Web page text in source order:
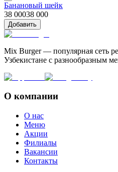
Банановый шейк
38 00038 000
Добавить
Mix Burger — популярная сеть
Узбекистане с разнообразным
О компании
О нас
Меню
Акции
Филиалы
Вакансии
Контакты